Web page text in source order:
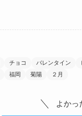
チョコ バレンタイン
福岡 菊陽 ２月
よかっ